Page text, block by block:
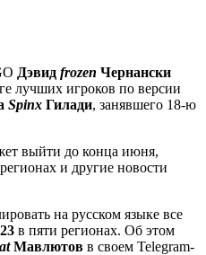
Дэвид frozen Чернански
лучших игроков по версии
Spinx Гилади, занявшего 18-ю
на русском языке все
в пяти регионах. Об этом
Мавлютов в своем Telegram-